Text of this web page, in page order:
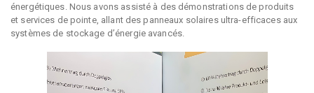
énergétiques. Nous avons assisté à des démonstrations de produits
et services de pointe, allant des panneaux solaires ultra-efficaces aux
systèmes de stockage d’énergie avancés.